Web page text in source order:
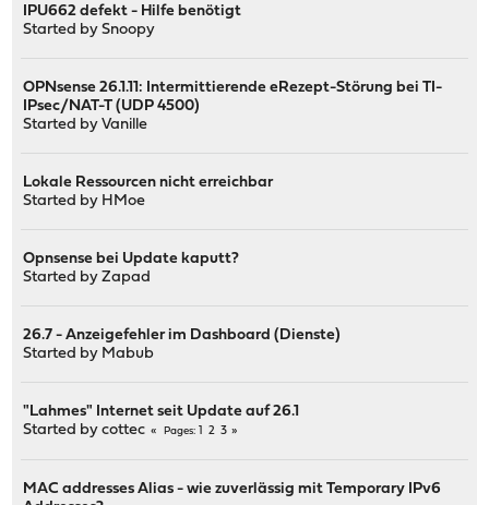
IPU662 defekt - Hilfe benötigt
Started bySnoopy
OPNsense 26.1.11: Intermittierende eRezept-Störung bei TI-
IPsec/NAT-T (UDP 4500)
Started byVanille
Lokale Ressourcen nicht erreichbar
Started by HMoe
Opnsense bei Update kaputt?
Started byZapad
26.7 - Anzeigefehler im Dashboard (Dienste)
Started by Mabub
"Lahmes" Internet seit Update auf 26.1
Started bycottec Pages 2 3
MAC addresses Alias - wie zuverlässig mit Temporary IPv6